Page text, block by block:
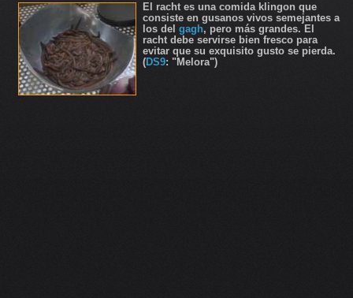
El racht es una comida klingon que
consiste en gusanos vivos semejantes a
los del gagh, pero más grandes. El
racht debe servirse bien fresco para
evitar que su exquisito gusto se pierda.
(DS9: "Melora")